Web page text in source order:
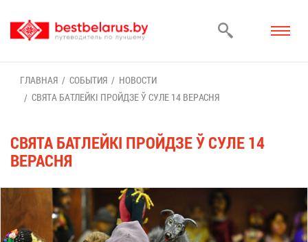
ГЛАВ­НАЯ СО­БЫ­ТИЯ
НО­ВО­СТИ
СВЯ­ТА БАТ­ЛЕЙКІ ПРОЙДЗЕ Ў СУ­ЛЕ 14 ВЕ­РАС­НЯ
СВЯ­ТА БАТ­ЛЕЙКІ ПРОЙДЗЕ Ў СУ­ЛЕ 14
ВЕ­РАС­НЯ